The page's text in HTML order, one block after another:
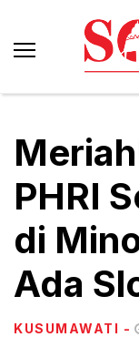
PHRI
di
Ada
KUSUMAWATI -